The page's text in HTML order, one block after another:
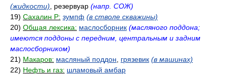
(жидкости) , резервуар (напр. СОЖ)
19) Сахалин Р: зумпф (в стволе скважины)
20) Общая лексика: маслосборник (масляного поддона;
имеются поддоны с передним, центральным и задним
маслосборником)
21) Макаров: масляный поддон грязевик (в машинах)
22) Нефть и газ: шламовый амбар